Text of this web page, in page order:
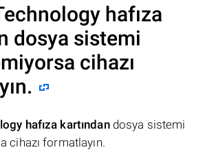
hafıza
dosya sistemi
cihazı
hafıza kartındandosya sistemi
cihazı formatlayın.